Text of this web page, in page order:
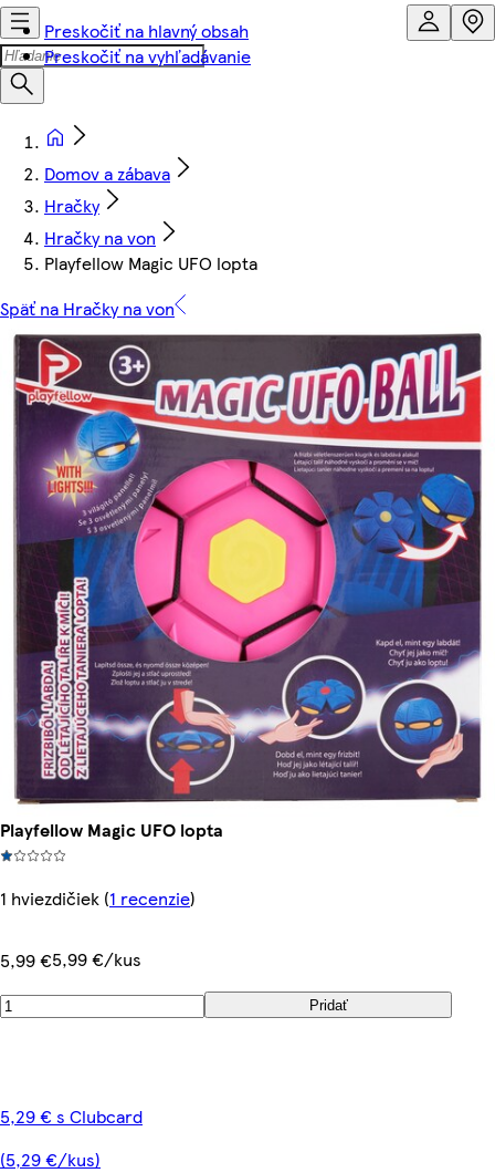
Preskočiť na hlavný obsah
Preskočiť na vyhľadávanie
Domov a zábava
Hračky
Hračky na von
Playfellow Magic UFO lopta
Späť na Hračky na von
Playfellow Magic UFO lopta
1 hviezdičiek (1 recenzie)
5,99 €5,99 €/kus
Pridať
5,29 € s Clubcard
(5,29 €/kus)